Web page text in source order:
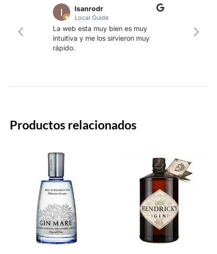
lsanrodr
Local Guide
La web esta muy bien es muy
intuitiva y me los sirvieron muy
rápido.
Productos relacionados